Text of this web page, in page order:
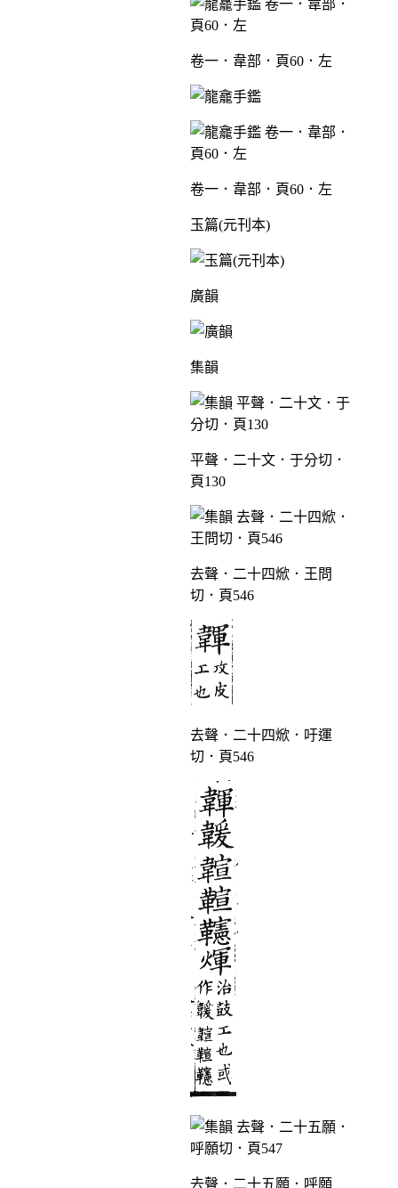
卷一．韋部．頁60．左
卷一．韋部．頁60．左
玉篇(元刊本)
廣韻
集韻
平聲．二十文．于分切．
頁130
去聲．二十四焮．王問
切．頁546
去聲．二十四焮．吁運
切．頁546
去聲．二十五願．呼願